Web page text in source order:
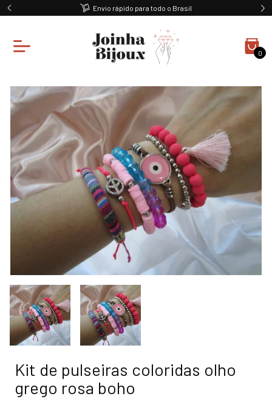
Envio rápido para todo o Brasil
0
Kit de pulseiras coloridas olho
grego rosa boho